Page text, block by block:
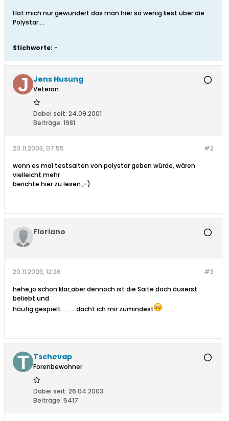
Hat mich nur gewundert das man hier so wenig liest über die
Polystar....
Stichworte: -
Jens Husung
Veteran
Dabei seit: 24.09.2001
Beiträge: 1981
#2
20.11.2003, 07:55
wenn es mal testsaiten von polystar geben würde, wären
vielleicht mehr
berichte hier zu lesen ;-)
Floriano
#3
20.11.2003, 12:26
hehe,jo schon klar,aber dennoch ist die Saite doch äuserst
beliebt und
häufig gespielt..........dacht ich mir zumindest
Tschevap
Forenbewohner
Dabei seit: 26.04.2003
Beiträge: 5417